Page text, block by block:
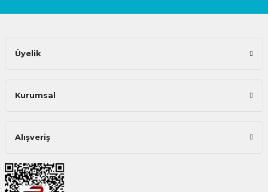
Üyelik
Kurumsal
Alışveriş